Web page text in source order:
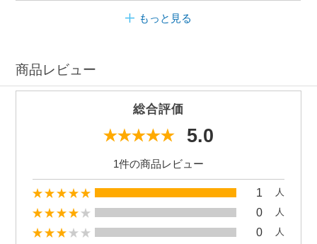
もっと見る
商品レビュー
総合評価
5.0
1件の商品レビュー
1 人
0 人
0 人